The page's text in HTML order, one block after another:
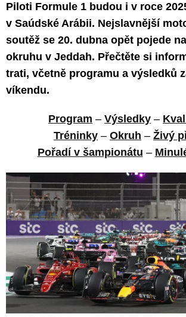
Piloti Formule 1 budou i v roce
v Saúdské Arábii. Nejslavnější
soutěž se 20. dubna opět pojede
okruhu v Jeddah. Přečtěte si
trati, včetně programu a výsledků
víkendu.
Program – Výsledky –
Tréninky – Okruh – Živý
Pořadí v šampionátu –